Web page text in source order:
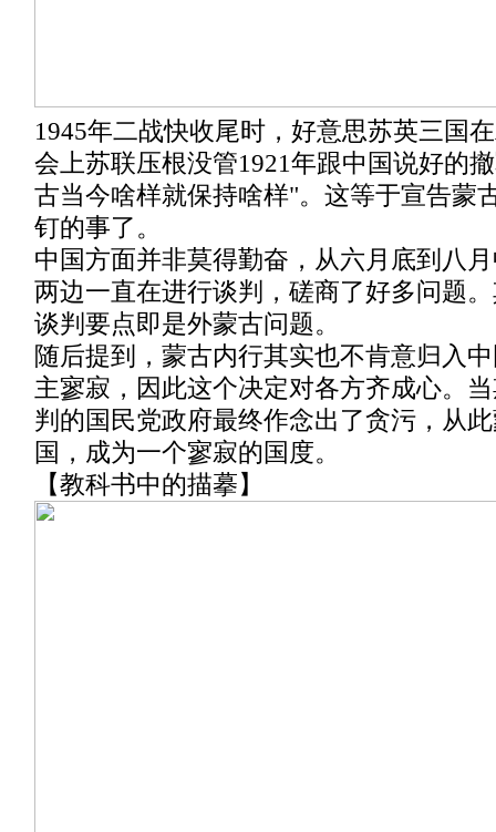
1945年二战快收尾时，好意思苏英三国
会上苏联压根没管1921年跟中国说好的
古当今啥样就保持啥样"。这等于宣告蒙
钉的事了。
中国方面并非莫得勤奋，从六月底到八
两边一直在进行谈判，磋商了好多问题
谈判要点即是外蒙古问题。
随后提到，蒙古内行其实也不肯意归入
主寥寂，因此这个决定对各方齐成心。
判的国民党政府最终作念出了贪污，从
国，成为一个寥寂的国度。
【教科书中的描摹】